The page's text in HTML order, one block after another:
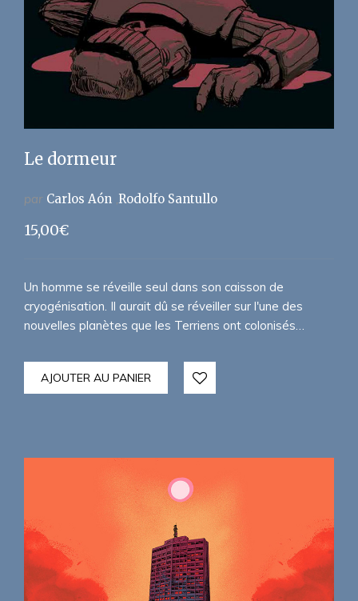
Le dormeur
par Carlos Aón Rodolfo Santullo
15,00€
Un homme se réveille seul dans son caisson de
cryogénisation. Il aurait dû se réveiller sur l'une des
nouvelles planètes que les Terriens ont colonisés…
AJOUTER AU PANIER